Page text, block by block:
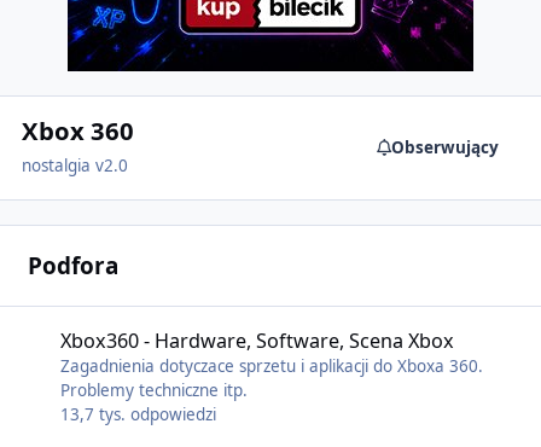
Xbox 360
nostalgia v2.0
Obserwujący
Podfora
Xbox360 - Hardware, Software, Scena Xbox
Zagadnienia dotyczace sprzetu i aplikacji do Xboxa 360.
Problemy techniczne itp.
13,7 tys. odpowiedzi